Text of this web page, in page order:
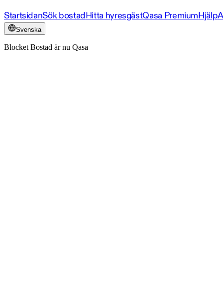
StartsidanSök bostadHitta hyresgästQasa PremiumHjälp
Svenska
Blocket Bostad är nu Qasa